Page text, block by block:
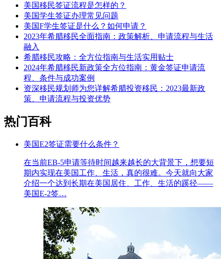
美国移民签证流程是怎样的？
美国学生签证办理常见问题
美国F学生签证是什么？如何申请？
2023年希腊移民全面指南：政策解析、申请流程与生活
融入
希腊移民攻略：全方位指南与生活实用贴士
2024年希腊移民新政策全方位指南：黄金签证申请流
程、条件与成功案例
资深移民规划师为您详解希腊投资移民：2023最新政
策、申请流程与投资优势
热门百科
美国E2签证需要什么条件？
在当前EB-5申请等待时间越来越长的大背景下，想要短
期内实现在美国工作、生活，真的很难。今天就向大家
介绍一个达到长期在美国居住、工作、生活的蹊径——
美国E-2签…